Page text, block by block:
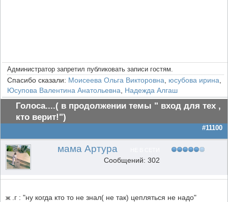
Администратор запретил публиковать записи гостям.
Спасибо сказали: Моисеева Ольга Викторовна юсубова ирина
Юсупова Валентина Анатольевна
Надежда Алгаш
Голоса....( в продолжении темы " вход для тех ,
кто верит!")
#11100
мама Артура
Сообщений: 302
ж .г : "ну когда кто то не знал( не так) цепляться не надо"